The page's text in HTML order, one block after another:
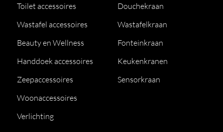
Toilet accessoires
Wastafel accessoires
Beauty en Wellness
Handdoek accessoires
Zeepaccessoires
Woonaccessoires
Verlichting
Douchekraan
Wastafelkraan
Fonteinkraan
Keukenkranen
Sensorkraan